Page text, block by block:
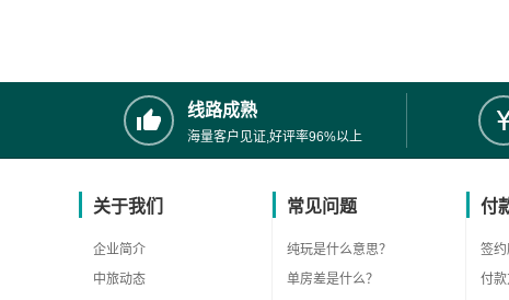
线路成熟
海量客户见证,好评率96%以上
关于我们
企业简介
中旅动态
常见问题
纯玩是什么意思？
单房差是什么？
付
签约
付款